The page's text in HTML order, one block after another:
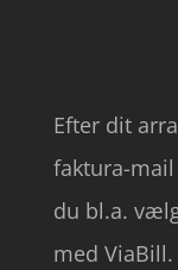
Efter dit
faktura-
du bl.a.
med ViaBill.